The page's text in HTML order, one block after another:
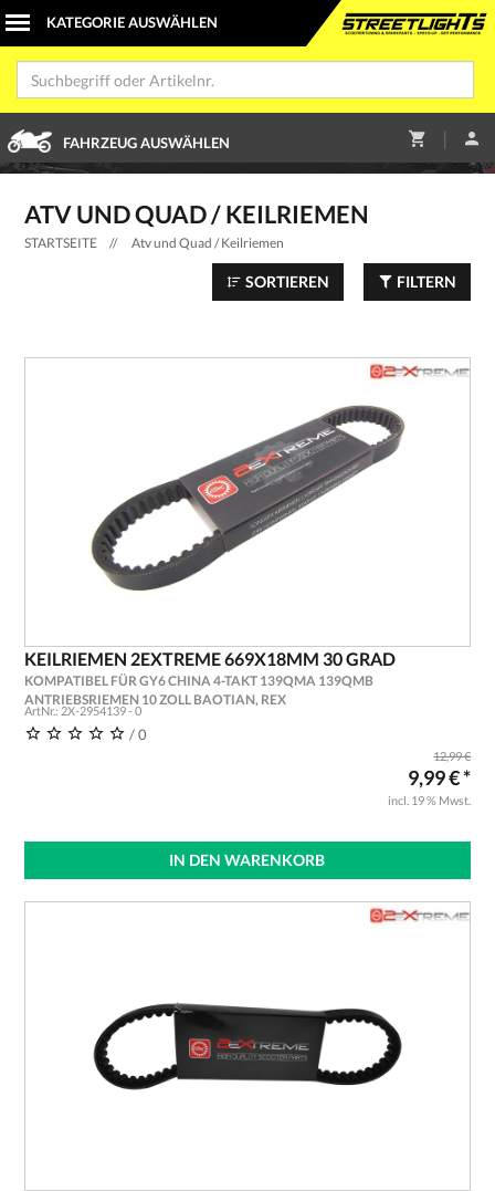
FAHRZEUG AUSWÄHLEN |
ATV UND QUAD / KEILRIEMEN
STARTSEITE // Atv und Quad / Keilriemen
SORTIEREN FILTERN
KEILRIEMEN 2EXTREME 669X18MM 30 GRAD
KOMPATIBEL FÜR GY6 CHINA 4-TAKT 139QMA 139QMB
ANTRIEBSRIEMEN 10 ZOLL BAOTIAN, REX
ArtNr.: 2X-2954139 - 0
/ 0
12,99 €
9,99 € *
incl. 19 % Mwst.
IN DEN WARENKORB